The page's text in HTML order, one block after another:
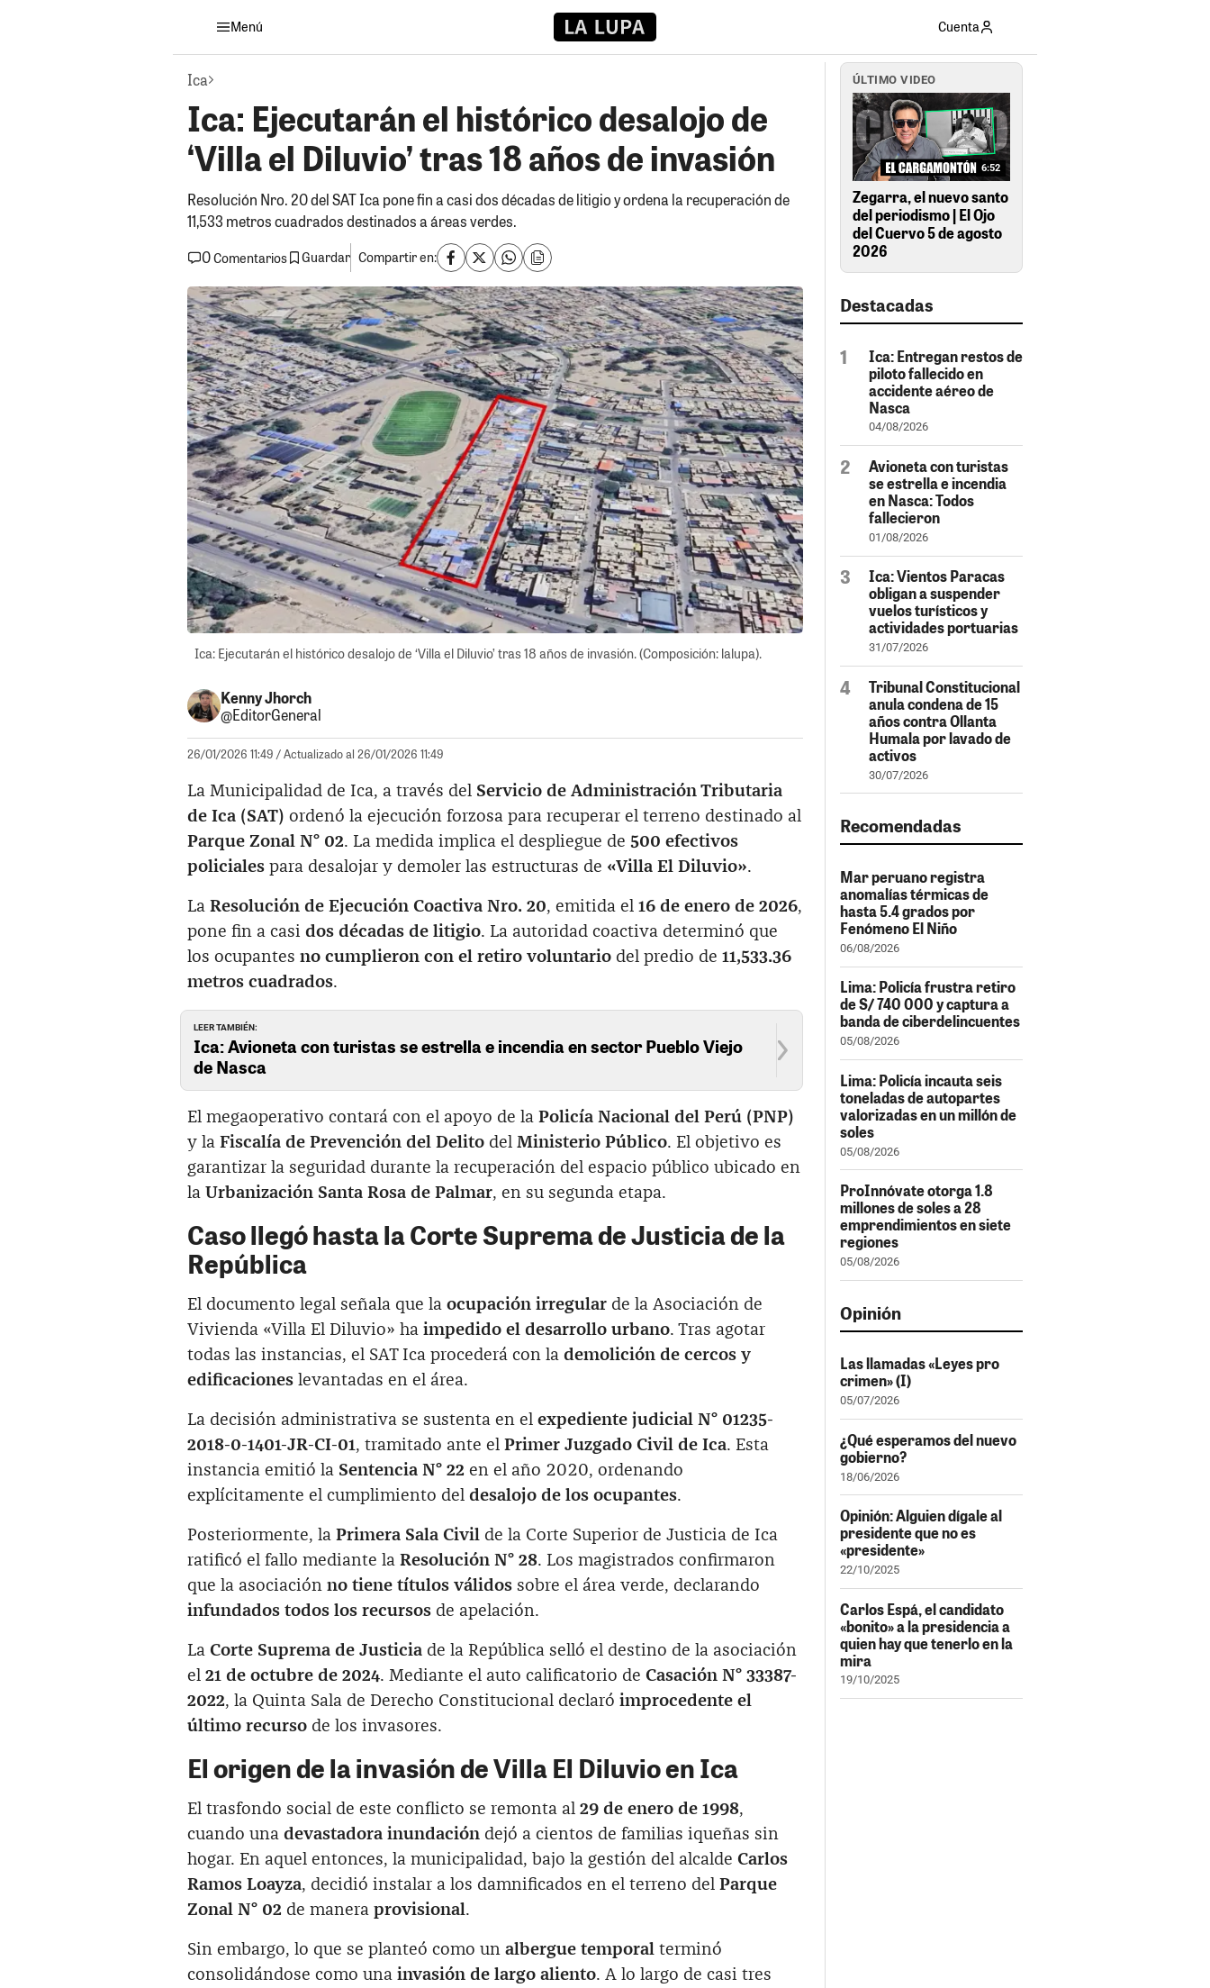
Menú Cuenta
Ica
Ica: Ejecutarán el histórico desalojo de
‘Villa el Diluvio’ tras 18 años de invasión
Resolución Nro. 20 del SAT Ica pone fin a casi dos décadas de litigio y ordena la recuperación de
11,533 metros cuadrados destinados a áreas verdes.
0Comentarios Guardar Compartir en:
Ica: Ejecutarán el histórico desalojo de ‘Villa el Diluvio’ tras 18 años de invasión. (Composición: lalupa).
Kenny Jhorch
@EditorGeneral
26/01/2026 11:49 / Actualizado al 26/01/2026 11:49
La Municipalidad de Ica, a través del Servicio de Administración Tributaria
de Ica (SAT) ordenó la ejecución forzosa para recuperar el terreno destinado al
Parque Zonal N° 02. La medida implica el despliegue de 500 efectivos
policiales para desalojar y demoler las estructuras de «Villa El Diluvio».
La Resolución de Ejecución Coactiva Nro. 20, emitida el 16 de enero de 2026,
pone fin a casi dos décadas de litigio. La autoridad coactiva determinó que
los ocupantes no cumplieron con el retiro voluntario del predio de 11,533.36
metros cuadrados.
LEER TAMBIÉN:
Ica: Avioneta con turistas se estrella e incendia en sector Pueblo Viejo
de Nasca
El megaoperativo contará con el apoyo de la Policía Nacional del Perú (PNP)
y la Fiscalía de Prevención del Delito del Ministerio Público. El objetivo es
garantizar la seguridad durante la recuperación del espacio público ubicado en
la Urbanización Santa Rosa de Palmar, en su segunda etapa.
Caso llegó hasta la Corte Suprema de Justicia de la
República
El documento legal señala que la ocupación irregular de la Asociación de
Vivienda «Villa El Diluvio» ha impedido el desarrollo urbano. Tras agotar
todas las instancias, el SAT Ica procederá con la demolición de cercos y
edificaciones levantadas en el área.
La decisión administrativa se sustenta en el expediente judicial N° 01235-
2018-0-1401-JR-CI-01, tramitado ante el Primer Juzgado Civil de Ica. Esta
instancia emitió la Sentencia N° 22 en el año 2020, ordenando
explícitamente el cumplimiento del desalojo de los ocupantes.
Posteriormente, la Primera Sala Civil de la Corte Superior de Justicia de Ica
ratificó el fallo mediante la Resolución N° 28. Los magistrados confirmaron
que la asociación no tiene títulos válidos sobre el área verde, declarando
infundados todos los recursos de apelación.
La Corte Suprema de Justicia de la República selló el destino de la asociación
el 21 de octubre de 2024. Mediante el auto calificatorio de Casación N° 33387-
2022, la Quinta Sala de Derecho Constitucional declaró improcedente el
último recurso de los invasores.
El origen de la invasión de Villa El Diluvio en Ica
El trasfondo social de este conflicto se remonta al 29 de enero de 1998,
cuando una devastadora inundación dejó a cientos de familias iqueñas sin
hogar. En aquel entonces, la municipalidad, bajo la gestión del alcalde Carlos
Ramos Loayza, decidió instalar a los damnificados en el terreno del Parque
Zonal N° 02 de manera provisional.
Sin embargo, lo que se planteó como un albergue temporal terminó
consolidándose como una invasión de largo aliento. A lo largo de casi tres
ÚLTIMO VIDEO
6:52
Zegarra, el nuevo santo
del periodismo | El Ojo
del Cuervo 5 de agosto
2026
Destacadas
Ica: Entregan restos de
piloto fallecido en
accidente aéreo de
Nasca
04/08/2026
Avioneta con turistas
se estrella e incendia
en Nasca: Todos
fallecieron
01/08/2026
Ica: Vientos Paracas
obligan a suspender
vuelos turísticos y
actividades portuarias
31/07/2026
Tribunal Constitucional
anula condena de 15
años contra Ollanta
Humala por lavado de
activos
30/07/2026
Recomendadas
Mar peruano registra
anomalías térmicas de
hasta 5.4 grados por
Fenómeno El Niño
06/08/2026
Lima: Policía frustra retiro
de S/ 740 000 y captura a
banda de ciberdelincuentes
05/08/2026
Lima: Policía incauta seis
toneladas de autopartes
valorizadas en un millón de
soles
05/08/2026
ProInnóvate otorga 1.8
millones de soles a 28
emprendimientos en siete
regiones
05/08/2026
Opinión
Las llamadas «Leyes pro
crimen» (I)
05/07/2026
¿Qué esperamos del nuevo
gobierno?
18/06/2026
Opinión: Alguien dígale al
presidente que no es
«presidente»
22/10/2025
Carlos Espá, el candidato
«bonito» a la presidencia a
quien hay que tenerlo en la
mira
19/10/2025